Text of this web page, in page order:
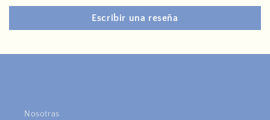
Escribir una reseña
Nosotras